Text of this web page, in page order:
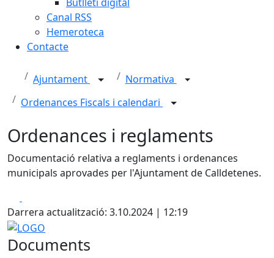
Canal RSS
Hemeroteca
Contacte
Ajuntament
Normativa
Ordenances Fiscals i calendari
Ordenances i reglaments
Documentació relativa a reglaments i ordenances
municipals aprovades per l'Ajuntament de Calldetenes.
Darrera actualització: 3.10.2024 | 12:19
LOGO
Documents